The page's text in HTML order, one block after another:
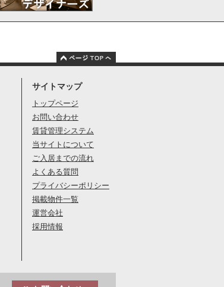
サイトマップ
トップページ
お問い合わせ
賃貸管理システム
当サイトについて
ご入居までの流れ
よくある質問
プライバシーポリシー
掲載物件一覧
運営会社
採用情報